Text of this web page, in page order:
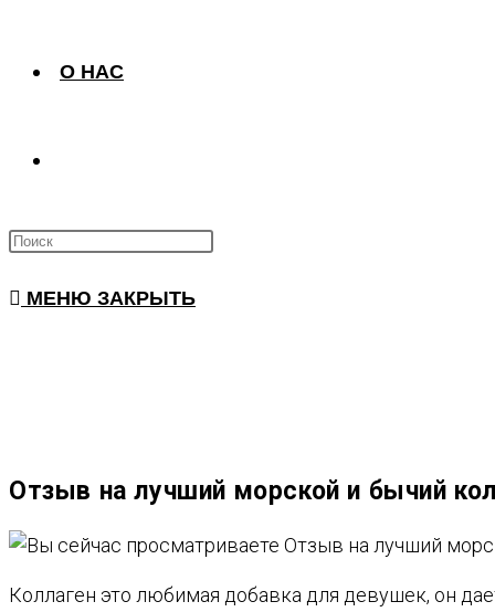
О НАС
ПОИСК
МЕНЮ ЗАКРЫТЬ
Отзыв на лучший морской и бычий
Коллаген это любимая добавка для девушек, он